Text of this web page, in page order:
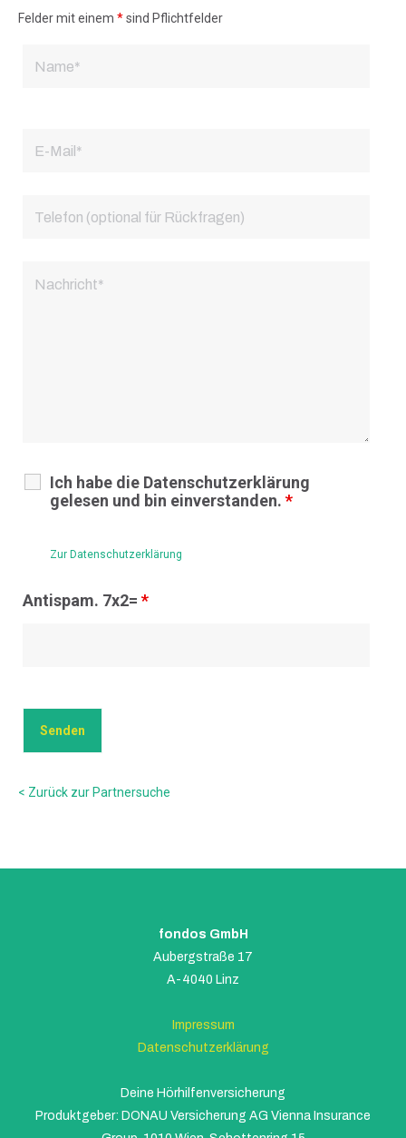
Felder mit einem *sind Pflichtfelder
Ich habe die Datenschutzerklärung
gelesen und bin einverstanden. *
Zur Datenschutzerklärung
Antispam. 7x2= *
< Zurück zur Partnersuche
fondos GmbH
Aubergstraße 17
A-4040 Linz
Impressum
Datenschutzerklärung
Deine Hörhilfenversicherung
Produktgeber: DONAU Versicherung AG Vienna Insurance